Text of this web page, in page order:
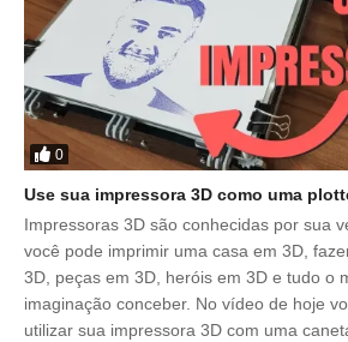
0
Use sua impressora 3D como uma
Impressoras 3D são conhecidas por sua
você pode imprimir uma casa em 3D,
3D, peças em 3D, heróis em 3D e tudo o
imaginação conceber. No vídeo de hoje
utilizar sua impressora 3D com uma